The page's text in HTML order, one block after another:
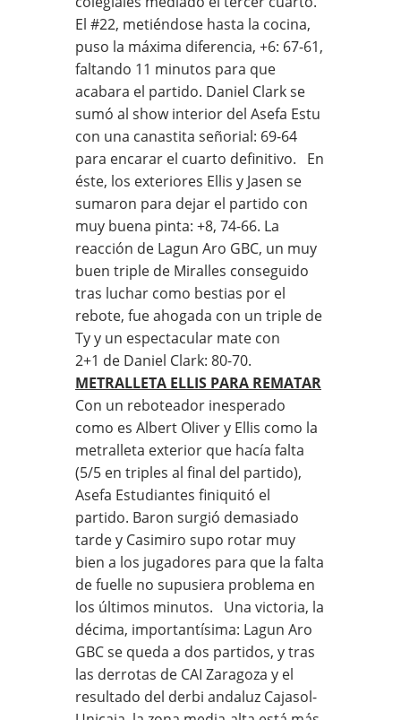
El #22, metiéndose hasta la cocina,
puso la máxima diferencia, +6: 67-61,
faltando 11 minutos para que
acabara el partido. Daniel Clark se
sumó al show interior del Asefa Estu
con una canastita señorial: 69-64
para encarar el cuarto definitivo. En
éste, los exteriores Ellis y Jasen se
sumaron para dejar el partido con
muy buena pinta: +8, 74-66. La
reacción de Lagun Aro GBC, un muy
buen triple de Miralles conseguido
tras luchar como bestias por el
rebote, fue ahogada con un triple de
Ty y un espectacular mate con
2+1 de Daniel Clark: 80-70.
METRALLETA ELLIS PARA REMATAR
Con un reboteador inesperado
como es Albert Oliver y Ellis como la
metralleta exterior que hacía falta
(5/5 en triples al final del partido),
Asefa Estudiantes finiquitó el
partido. Baron surgió demasiado
tarde y Casimiro supo rotar muy
bien a los jugadores para que la falta
de fuelle no supusiera problema en
los últimos minutos. Una victoria, la
décima, importantísima: Lagun Aro
GBC se queda a dos partidos, y tras
las derrotas de CAI Zaragoza y el
resultado del derbi andaluz Cajasol-